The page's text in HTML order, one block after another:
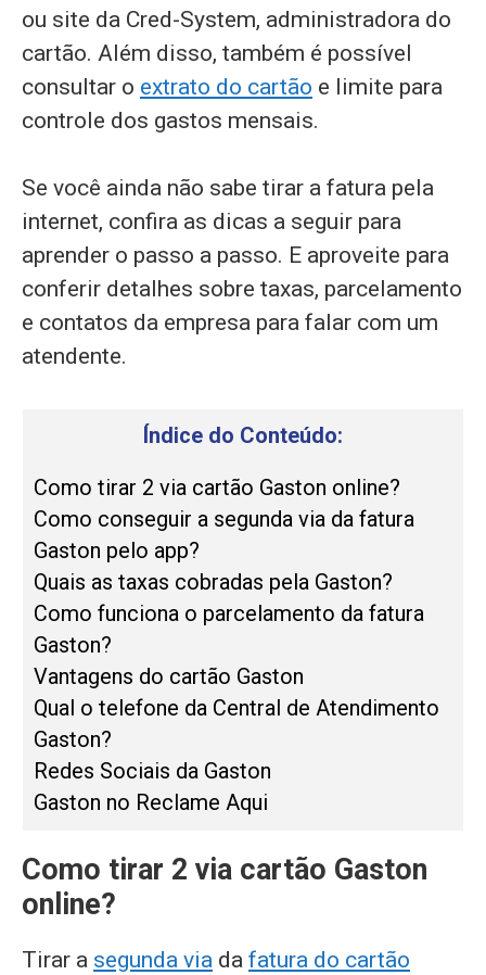
ou site da Cred-System, administradora do
cartão. Além disso, também é possível
consultar o extrato do cartão e limite para
controle dos gastos mensais.
Se você ainda não sabe tirar a fatura pela
internet, confira as dicas a seguir para
aprender o passo a passo. E aproveite para
conferir detalhes sobre taxas, parcelamento
e contatos da empresa para falar com um
atendente.
Índice do Conteúdo:
Como tirar 2 via cartão Gaston online?
Como conseguir a segunda via da fatura
Gaston pelo app?
Quais as taxas cobradas pela Gaston?
Como funciona o parcelamento da fatura
Gaston?
Vantagens do cartão Gaston
Qual o telefone da Central de Atendimento
Gaston?
Redes Sociais da Gaston
Gaston no Reclame Aqui
Como tirar 2 via cartão Gaston
online?
Tirar a segunda via da fatura do cartão